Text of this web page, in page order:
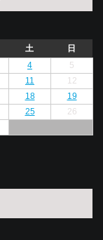
土
日
4
5
11
12
18
19
25
26